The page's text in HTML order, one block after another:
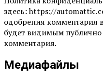
здесь: https://
одобрения комментария
будет видимым публично
комментария.
Медиафайлы